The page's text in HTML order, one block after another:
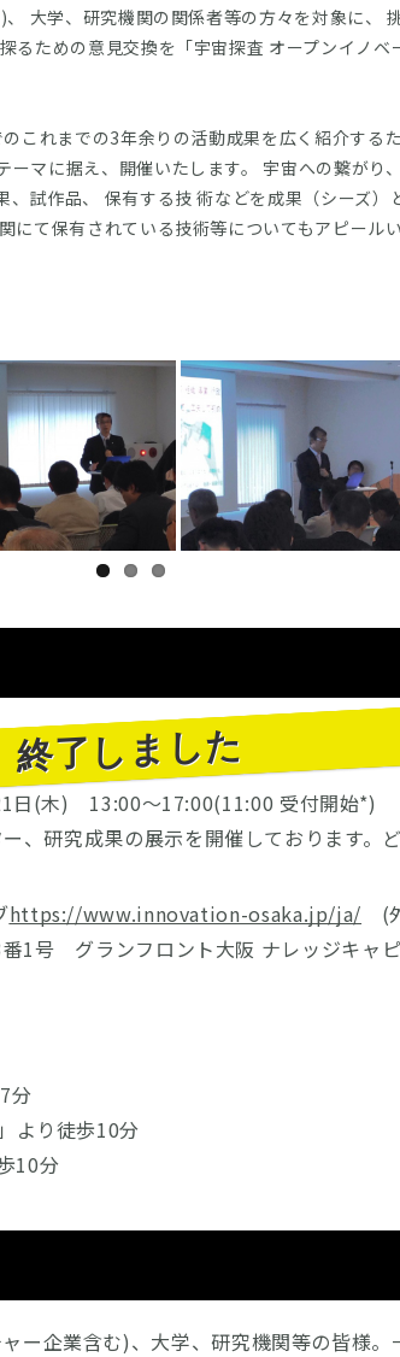
大学、研究機関の関係者等の方々を対象に、
るための意見交換を「宇宙探査 オープンイノベ
これまでの3年余りの活動成果を広く紹介する
マに据え、開催いたします。 宇宙への繋がり
試作品、 保有する技 術などを成果（シーズ）
にて保有されている技術等についてもアピール
終了しました
日(木) 13:00～17:00(11:00 受付開始*)
、研究成果の展示を開催しております。
https://www.innovation-osaka.jp/ja/ (
1号 グランフロント大阪 ナレッジキャ
分
り徒歩10分
10分
ー企業含む)、大学、研究機関等の皆様。